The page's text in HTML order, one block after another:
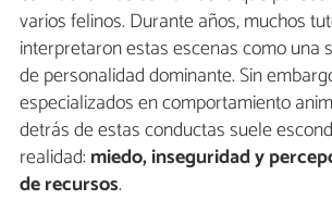
varios felinos. Durante años, muchos
interpretaron estas escenas como una
de personalidad dominante. Sin
especializados en comportamiento
detrás de estas conductas suele
realidad:miedo, inseguridad y
de recursos.